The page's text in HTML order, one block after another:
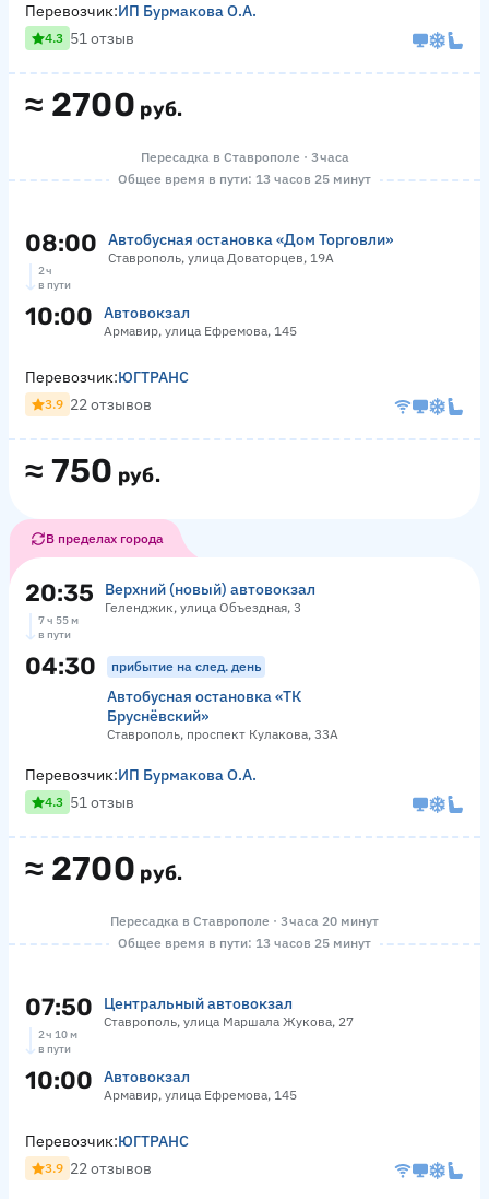
≈ 2700 руб.
Перевозчик:ИП Бурмакова О.А.
4.3 51 отзыв
Пересадка в Ставрополе · 3 часа
Общее время в пути: 13 часов 25 минут
08:00 Автобусная остановка «Дом Торговли»
Ставрополь, улица Доваторцев, 19А
2 ч
в пути
10:00 Автовокзал
Армавир, улица Ефремова, 145
≈ 750 руб.
Перевозчик:ЮГТРАНС
3.9 22 отзывов
В пределах города
20:35 Верхний (новый) автовокзал
Геленджик, улица Объездная, 3
7 ч 55 м
в пути
04:30 прибытие на след. день
Автобусная остановка «ТК
Бруснёвский»
Ставрополь, проспект Кулакова, 33А
≈ 2700 руб.
Перевозчик:ИП Бурмакова О.А.
4.3 51 отзыв
Пересадка в Ставрополе · 3 часа 20 минут
Общее время в пути: 13 часов 25 минут
07:50 Центральный автовокзал
Ставрополь, улица Маршала Жукова, 27
2 ч 10 м
в пути
10:00 Автовокзал
Армавир, улица Ефремова, 145
Перевозчик:ЮГТРАНС
3.9 22 отзывов